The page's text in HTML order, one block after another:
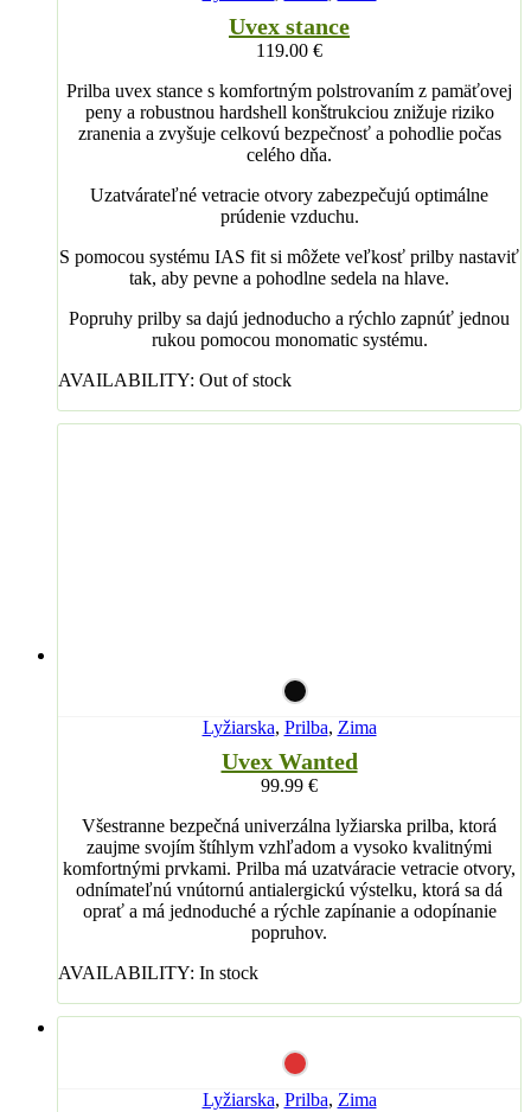
Uvex stance
119.00 €
Prilba uvex stance s komfortným polstrovaním z pamäťovej
peny a robustnou hardshell konštrukciou znižuje riziko
zranenia a zvyšuje celkovú bezpečnosť a pohodlie počas
celého dňa.
Uzatvárateľné vetracie otvory zabezpečujú optimálne
prúdenie vzduchu.
S pomocou systému IAS fit si môžete veľkosť prilby nastaviť
tak, aby pevne a pohodlne sedela na hlave.
Popruhy prilby sa dajú jednoducho a rýchlo zapnúť jednou
rukou pomocou monomatic systému.
AVAILABILITY: Out of stock
Lyžiarska, Prilba, Zima
Uvex Wanted
99.99 €
Všestranne bezpečná univerzálna lyžiarska prilba, ktorá
zaujme svojím štíhlym vzhľadom a vysoko kvalitnými
komfortnými prvkami. Prilba má uzatváracie vetracie otvory,
odnímateľnú vnútornú antialergickú výstelku, ktorá sa dá
oprať a má jednoduché a rýchle zapínanie a odopínanie
popruhov.
AVAILABILITY: In stock
Lyžiarska, Prilba, Zima